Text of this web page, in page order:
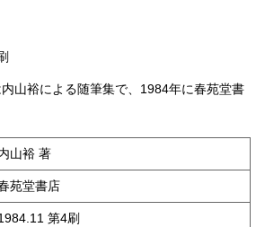
山裕による随筆集で、1984年に春苑堂書
の書籍です。本書は著者の素直な心情や
ので、読み手にさりげない共感や気づき
います。随想という形式を通じて、多様
ているため、特定の枠にとらわれず柔ら
様子がうかがえます。静かな時間に手に
い感性を感じたい読者に向いているかも
山裕 著
苑堂書店
第4刷